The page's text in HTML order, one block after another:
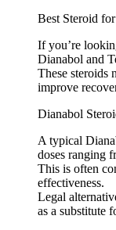
Best Steroid
If you’re
Dianabol and
These steroids
improve
Dianabol
A typical
doses ranging
This is often
effectiveness.
Legal
as a substitute